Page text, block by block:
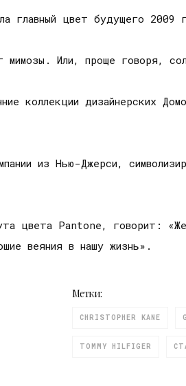
главный цвет будущего
мимозы. Или, проще говоря,
коллекции дизайнерских
из Нью-Джерси,
цвета Pantone, говорит:
веяния в нашу жизнь».
Метки:
CHRISTOPHER KANE
TOMMY HILFIGER